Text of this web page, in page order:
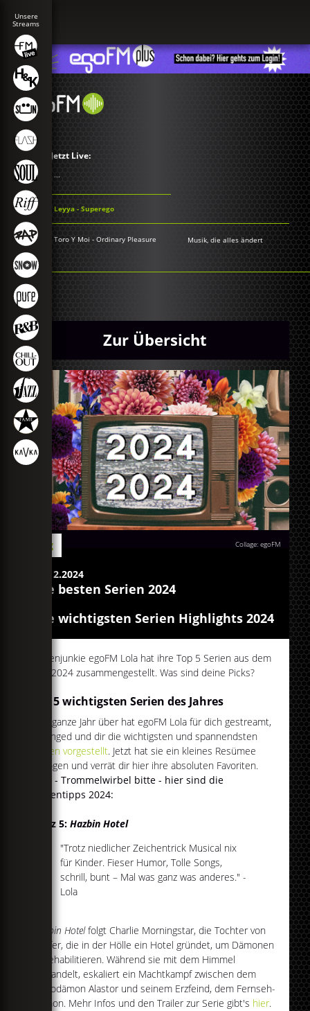
Jetzt Live:
...
Leyya - Superego
Toro Y Moi - Ordinary Pleasure Musik, die alles ändert
Zur Übersicht
Collage: egoFM
Blog
20.12.2024
Die besten Serien 2024
Die wichtigsten Serien Highlights 2024
Serienjunkie egoFM Lola hat ihre Top 5 Serien aus dem
Jahr 2024 zusammengestellt. Was sind deine Picks?
Die 5 wichtigsten Serien des Jahres
Das ganze Jahr über hat egoFM Lola für dich gestreamt,
gebinged und dir die wichtigsten und spannendsten
Serien vorgestellt. Jetzt hat sie ein kleines Resümee
gezogen und verrät dir hier ihre absoluten Favoriten.
Also - Trommelwirbel bitte - hier sind die
Serientipps 2024:
Platz 5:Hazbin Hotel
"Trotz niedlicher Zeichentrick Musical nix
für Kinder. Fieser Humor, Tolle Songs,
schrill, bunt – Mal was ganz was anderes." -
Lola
Hazbin Hotelfolgt Charlie Morningstar, die Tochter von
Luzifer, die in der Hölle ein Hotel gründet, um Dämonen
zu rehabilitieren. Während sie mit dem Himmel
verhandelt, eskaliert ein Machtkampf zwischen dem
Radiodämon Alastor und seinem Erzfeind, dem Fernseh-
Dämon. Mehr Infos und den Trailer zur Serie gibt's hier.